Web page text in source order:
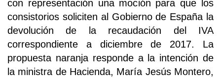
con representación una moción para que los
consistorios soliciten al Gobierno de España la
devolución de la recaudación del IVA
correspondiente a diciembre de 2017. La
propuesta naranja responde a la intención de
la ministra de Hacienda, María Jesús Montero,